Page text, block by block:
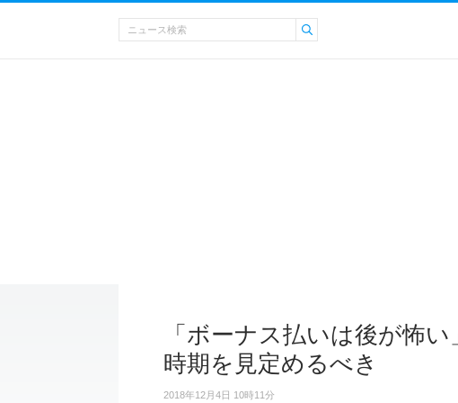
「ボーナス払いは後が怖
時期を見定めるべき
2018年12月4日 10時11分